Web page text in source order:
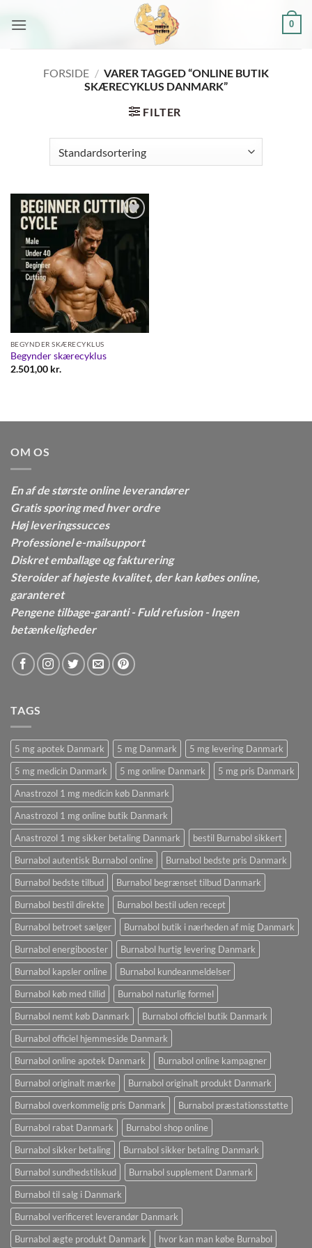
0
FORSIDE / VARER TAGGED “ONLINE BUTIK
SKÆRECYKLUS DANMARK”
FILTER
BEGYNDER SKÆRECYKLUS
Begynder skærecyklus
2.501,00 kr.
OM OS
En af de største online leverandører
Gratis sporing med hver ordre
Høj leveringssucces
Professionel e-mailsupport
Diskret emballage og fakturering
Steroider af højeste kvalitet, der kan købes online,
garanteret
Pengene tilbage-garanti - Fuld refusion - Ingen
betænkeligheder
TAGS
5 mg apotek Danmark 5 mg Danmark
5 mg levering Danmark
5 mg medicin Danmark
5 mg online Danmark
5 mg pris Danmark
Anastrozol 1 mg medicin køb Danmark
Anastrozol 1 mg online butik Danmark
Anastrozol 1 mg sikker betaling Danmark
bestil Burnabol sikkert
Burnabol autentisk Burnabol online
Burnabol bedste pris Danmark
Burnabol bedste tilbud
Burnabol begrænset tilbud Danmark
Burnabol bestil direkte
Burnabol bestil uden recept
Burnabol betroet sælger
Burnabol butik i nærheden af ​​mig Danmark
Burnabol energibooster
Burnabol hurtig levering Danmark
Burnabol kapsler online
Burnabol kundeanmeldelser
Burnabol køb med tillid
Burnabol naturlig formel
Burnabol nemt køb Danmark
Burnabol officiel butik Danmark
Burnabol officiel hjemmeside Danmark
Burnabol online apotek Danmark
Burnabol online kampagner
Burnabol originalt mærke
Burnabol originalt produkt Danmark
Burnabol overkommelig pris Danmark
Burnabol præstationsstøtte
Burnabol rabat Danmark
Burnabol shop online
Burnabol sikker betaling
Burnabol sikker betaling Danmark
Burnabol sundhedstilskud
Burnabol supplement Danmark
Burnabol til salg i Danmark
Burnabol verificeret leverandør Danmark
Burnabol ægte produkt Danmark
hvor kan man købe Burnabol